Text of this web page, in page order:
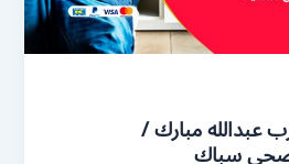
مبارك /